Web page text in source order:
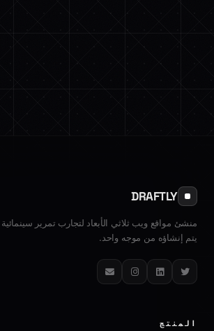
DRAFTLY
منشئ مواقع ويب ثلاثي الأبعاد لتجارب تمرير
يتم إنشاؤه من موجه واحد.
تويتر لينكدإنإنستغرامالبريد الإلكتروني
المنتج